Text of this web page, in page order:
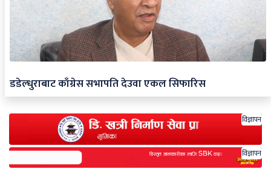
डडेल्धुराबाट काँग्रेस सभापति देउवा एकल सिफारिस
विज्ञापन
विज्ञापन